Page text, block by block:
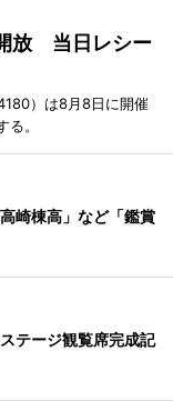
放 当日レシー
）は8月8日に開催
。
崎棟高」など「鑑賞
テージ観覧席完成記